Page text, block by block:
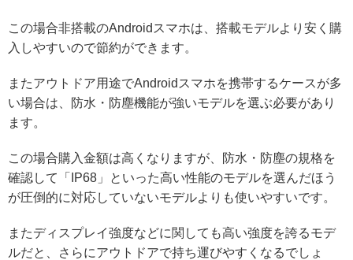
この場合非搭載のAndroidスマホは、搭載モデルより安く購
入しやすいので節約ができます。
またアウトドア用途でAndroidスマホを携帯するケースが多
い場合は、防水・防塵機能が強いモデルを選ぶ必要があり
ます。
この場合購入金額は高くなりますが、防水・防塵の規格を
確認して「IP68」といった高い性能のモデルを選んだほう
が圧倒的に対応していないモデルよりも使いやすいです。
またディスプレイ強度などに関しても高い強度を誇るモデ
ルだと、さらにアウトドアで持ち運びやすくなるでしょ